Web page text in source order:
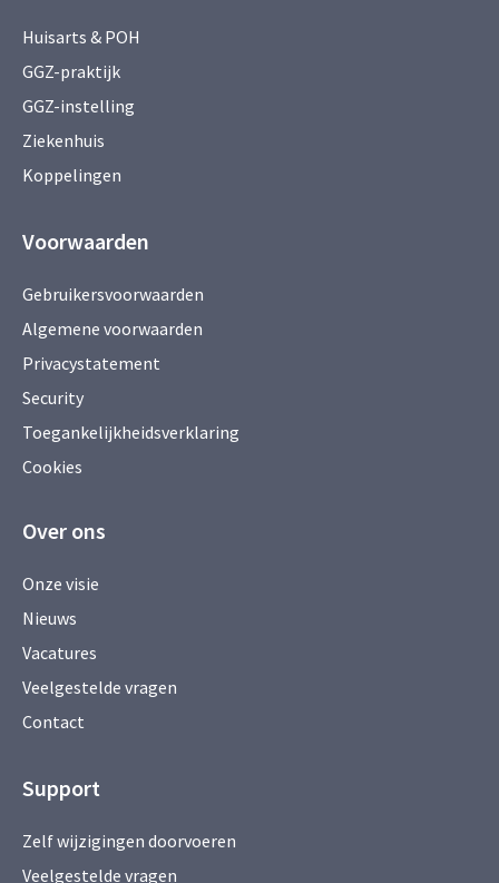
Huisarts & POH
GGZ-praktijk
GGZ-instelling
Ziekenhuis
Koppelingen
Voorwaarden
Gebruikersvoorwaarden
Algemene voorwaarden
Privacystatement
Security
Toegankelijkheidsverklaring
Cookies
Over ons
Onze visie
Nieuws
Vacatures
Veelgestelde vragen
Contact
Support
Zelf wijzigingen doorvoeren
Veelgestelde vragen